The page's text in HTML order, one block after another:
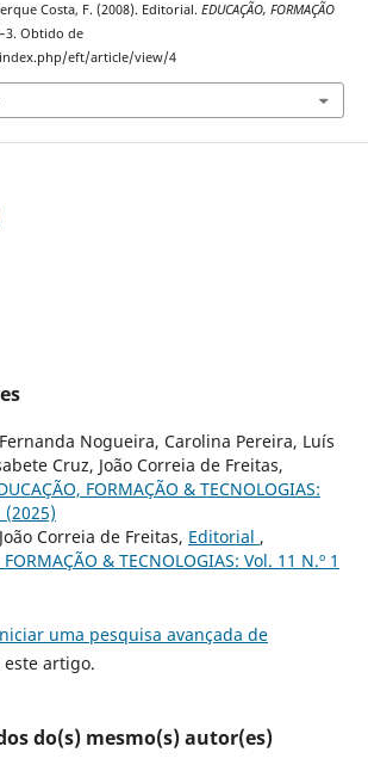
Costa, F. (2008). Editorial. EDUCAÇÃO, FORMAÇÃO
Obtido de
eft/article/view/4
Nogueira, Carolina Pereira, Luís
Cruz, João Correia de Freitas,
FORMAÇÃO & TECNOLOGIAS:
(2025)
Correia de Freitas, Editorial ,
FORMAÇÃO & TECNOLOGIAS: Vol. 11 N.º 1
uma pesquisa avançada de
artigo.
do(s) mesmo(s) autor(es)